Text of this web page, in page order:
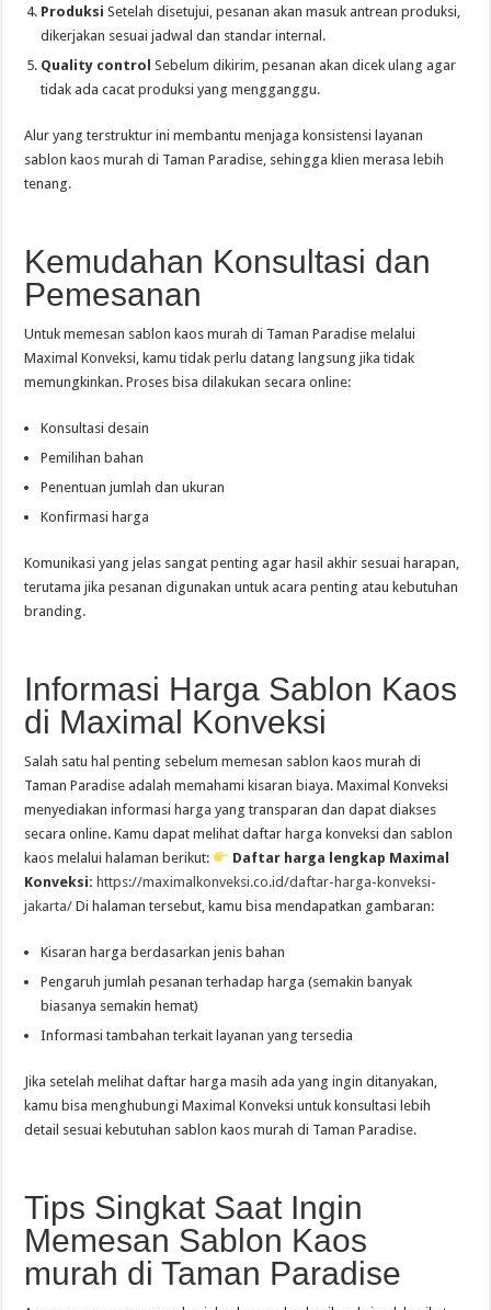
Produksi Setelah disetujui, pesanan akan masuk antrean produksi,
dikerjakan sesuai jadwal dan standar internal.
Quality control Sebelum dikirim, pesanan akan dicek ulang agar
tidak ada cacat produksi yang mengganggu.
Alur yang terstruktur ini membantu menjaga konsistensi layanan
sablon kaos murah di Taman Paradise, sehingga klien merasa lebih
tenang.
Kemudahan Konsultasi dan
Pemesanan
Untuk memesan sablon kaos murah di Taman Paradise melalui
Maximal Konveksi, kamu tidak perlu datang langsung jika tidak
memungkinkan. Proses bisa dilakukan secara online:
Konsultasi desain
Pemilihan bahan
Penentuan jumlah dan ukuran
Konfirmasi harga
Komunikasi yang jelas sangat penting agar hasil akhir sesuai harapan,
terutama jika pesanan digunakan untuk acara penting atau kebutuhan
branding.
Informasi Harga Sablon Kaos
di Maximal Konveksi
Salah satu hal penting sebelum memesan sablon kaos murah di
Taman Paradise adalah memahami kisaran biaya. Maximal Konveksi
menyediakan informasi harga yang transparan dan dapat diakses
secara online. Kamu dapat melihat daftar harga konveksi dan sablon
kaos melalui halaman berikut:
Daftar harga lengkap Maximal
Konveksi: https://maximalkonveksi.co.id/daftar-harga-konveksi-
jakarta/ Di halaman tersebut, kamu bisa mendapatkan gambaran:
Kisaran harga berdasarkan jenis bahan
Pengaruh jumlah pesanan terhadap harga (semakin banyak
biasanya semakin hemat)
Informasi tambahan terkait layanan yang tersedia
Jika setelah melihat daftar harga masih ada yang ingin ditanyakan,
kamu bisa menghubungi Maximal Konveksi untuk konsultasi lebih
detail sesuai kebutuhan sablon kaos murah di Taman Paradise.
Tips Singkat Saat Ingin
Memesan Sablon Kaos
murah di Taman Paradise